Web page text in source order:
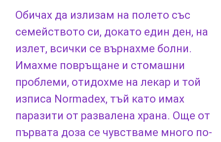
Обичах да излизам на полето със
семейството си, докато един ден, на
излет, всички се върнахме болни.
Имахме повръщане и стомашни
проблеми, отидохме на лекар и той
изписа Normadex, тъй като имах
паразити от развалена храна. Още от
първата доза се чувстваме много по-